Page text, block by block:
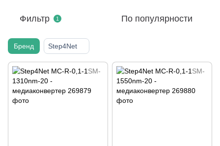
Фильтр 1 По популярности
Бренд Step4Net